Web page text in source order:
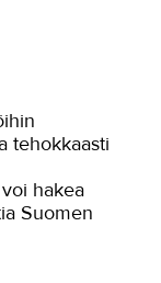
tehokkaasti
hakea
Suomen